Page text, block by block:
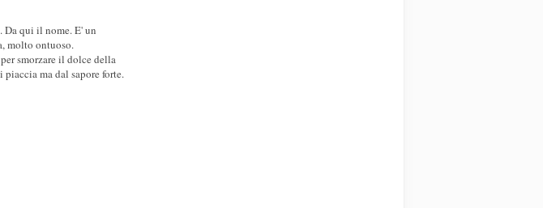
Da qui il nome. E' un
molto ontuoso.
smorzare il dolce della
ma dal sapore forte.